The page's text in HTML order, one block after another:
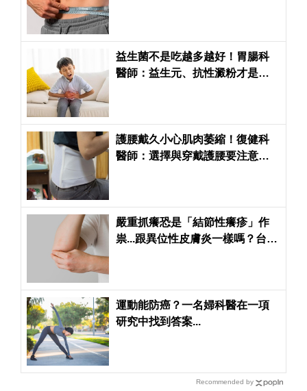
益生菌不是吃越多越好！胃腸科
醫師：益生元、抗性澱粉才是腸
護腰戴久小心肌肉萎縮！復健科
醫師：選擇與穿戴護腰要注意的5
嚴重抓癢恐是「結節性癢疹」作
祟...跟異位性皮膚炎一樣嗎？台大
運動能防癌？一名婦科醫在一項
研究中找到答案...
Recommended by